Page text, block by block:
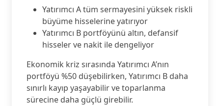
Yatırımcı A tüm sermayesini yüksek riskli
büyüme hisselerine yatırıyor
Yatırımcı B portföyünü altın, defansif
hisseler ve nakit ile dengeliyor
Ekonomik kriz sırasında Yatırımcı A’nın
portföyü %50 düşebilirken, Yatırımcı B daha
sınırlı kayıp yaşayabilir ve toparlanma
sürecine daha güçlü girebilir.